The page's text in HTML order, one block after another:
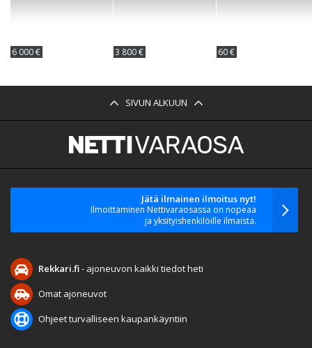
6 000 € 3 800 € 60 €
SIVUN ALKUUN
Jätä ilmainen ilmoitus nyt!
Ilmoittaminen Nettivaraosassa on nopeaa
ja yksityishenkilöille ilmaista.
Rekkari.fi- ajoneuvon kaikki tiedot heti
Omat ajoneuvot
Ohjeet turvalliseen kaupankäyntiin